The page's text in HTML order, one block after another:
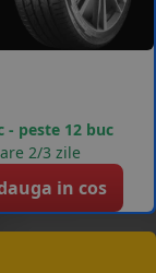
- peste 12 buc
2/3 zile
in cos